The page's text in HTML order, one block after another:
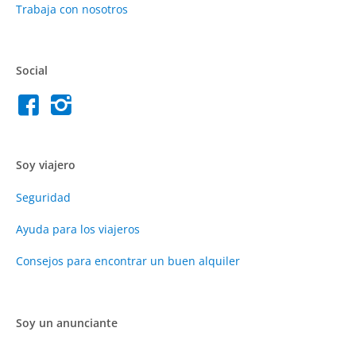
Trabaja con nosotros
Social
Soy viajero
Seguridad
Ayuda para los viajeros
Consejos para encontrar un buen alquiler
Soy un anunciante